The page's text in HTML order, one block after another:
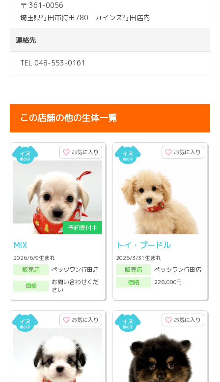
〒 361-0056
埼玉県行田市持田780 カインズ行田店内
連絡先
TEL 048-553-0161
この店舗の他の生体一覧
お気に入り
MIX
2026/6/9生まれ
販売店
ペッツワン行田店
価格
お問い合わせくだ
さい
お気に入り
トイ・プードル
2026/3/31生まれ
販売店
ペッツワン行田店
価格
228,000円
お気に入り お気に入り